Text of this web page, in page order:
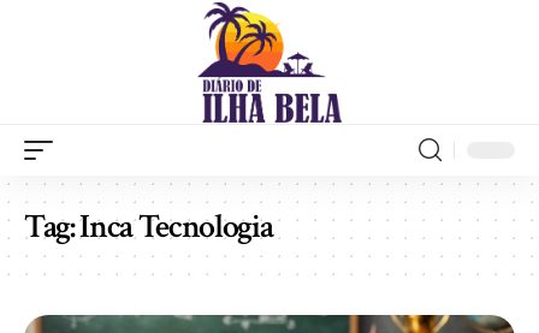
Tag:Inca Tecnologia